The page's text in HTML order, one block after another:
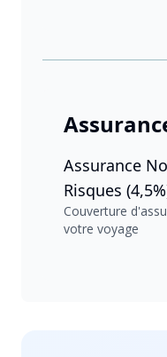
Assurance
Risques
Couverture
votre voyage